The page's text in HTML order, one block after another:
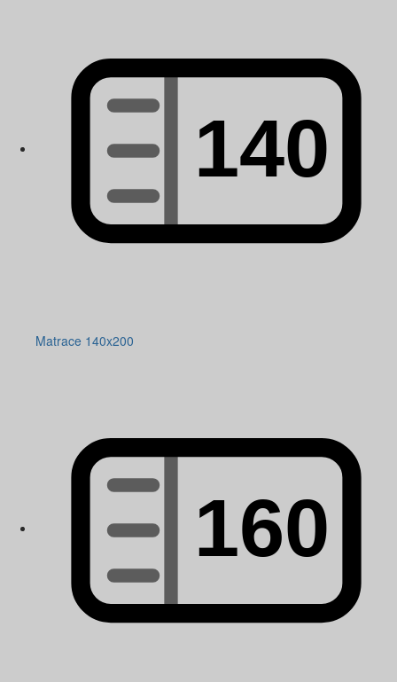
Matrace 140x200